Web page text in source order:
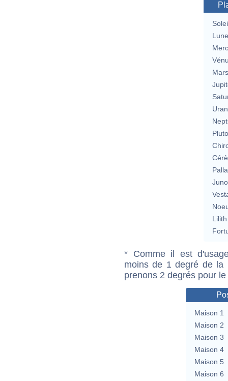
Lune
Mars
Lilith
* Comme il est
moins de 1 degré de la
prenons 2 degrés pour
Maison 1
Maison 2
Maison 3
Maison 4
Maison 5
Maison 6